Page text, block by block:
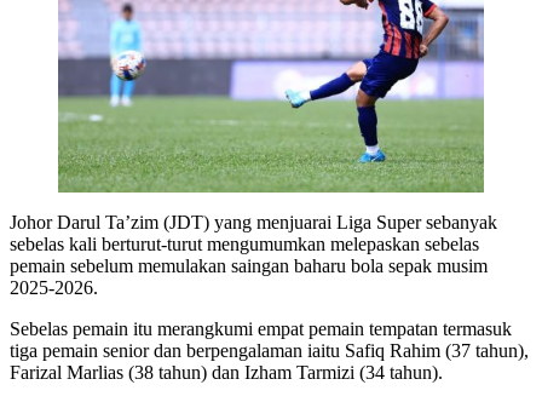
Johor Darul Ta’zim (JDT) yang menjuarai Liga Super sebanyak
sebelas kali berturut-turut mengumumkan melepaskan sebelas
pemain sebelum memulakan saingan baharu bola sepak musim
2025-2026.
Sebelas pemain itu merangkumi empat pemain tempatan termasuk
tiga pemain senior dan berpengalaman iaitu Safiq Rahim (37 tahun),
Farizal Marlias (38 tahun) dan Izham Tarmizi (34 tahun).